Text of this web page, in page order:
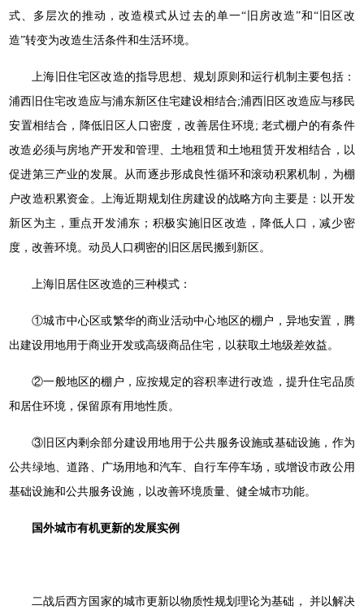
式、多层次的推动，改造模式从过去的单一“旧房改造”和“旧区改
造”转变为改造生活条件和生活环境。
上海旧住宅区改造的指导思想、规划原则和运行机制主要包括：
浦西旧住宅改造应与浦东新区住宅建设相结合;浦西旧区改造应与移民
安置相结合，降低旧区人口密度，改善居住环境; 老式棚户的有条件
改造必须与房地产开发和管理、土地租赁和土地租赁开发相结合，以
促进第三产业的发展。从而逐步形成良性循环和滚动积累机制，为棚
户改造积累资金。上海近期规划住房建设的战略方向主要是：以开发
新区为主，重点开发浦东；积极实施旧区改造，降低人口，减少密
度，改善环境。动员人口稠密的旧区居民搬到新区。
上海旧居住区改造的三种模式：
①城市中心区或繁华的商业活动中心地区的棚户，异地安置，腾
出建设用地用于商业开发或高级商品住宅，以获取土地级差效益。
②一般地区的棚户，应按规定的容积率进行改造，提升住宅品质
和居住环境，保留原有用地性质。
③旧区内剩余部分建设用地用于公共服务设施或基础设施，作为
公共绿地、道路、广场用地和汽车、自行车停车场，或增设市政公用
基础设施和公共服务设施，以改善环境质量、健全城市功能。
国外城市有机更新的发展实例
二战后西方国家的城市更新以物质性规划理论为基础， 并以解决